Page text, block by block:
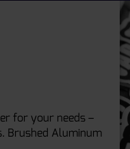
for your needs –
Brushed Aluminum